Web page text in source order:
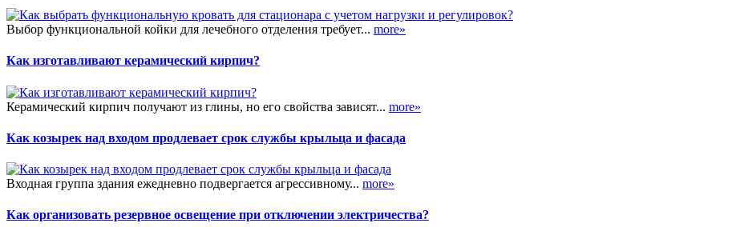
Выбор функциональной койки для лечебного отделения требует... more»
Как изготавливают керамический кирпич?
Керамический кирпич получают из глины, но его свойства зависят... more»
Как козырек над входом продлевает срок службы крыльца и фасада
Входная группа здания ежедневно подвергается агрессивному... more»
Как организовать резервное освещение при отключении электричества?